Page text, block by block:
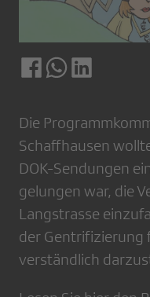
Die
Schaffhausen
DOK-Sendungen
gelungen war, die
Langstrasse
der Gentrifizierung
verständlich